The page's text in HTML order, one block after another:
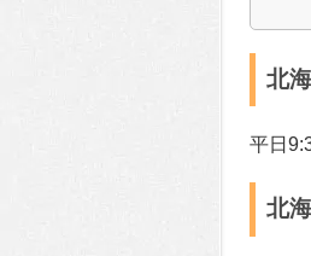
北
平日
北